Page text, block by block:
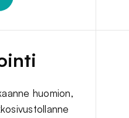
huomion,